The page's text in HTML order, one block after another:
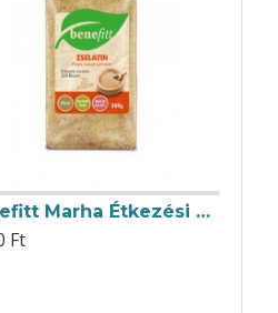
Benefitt Marha Étkezési Zselatin 500g
Ft